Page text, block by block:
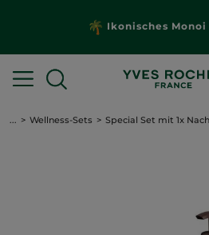
Ikonisches Monoi
... Wellness-Sets